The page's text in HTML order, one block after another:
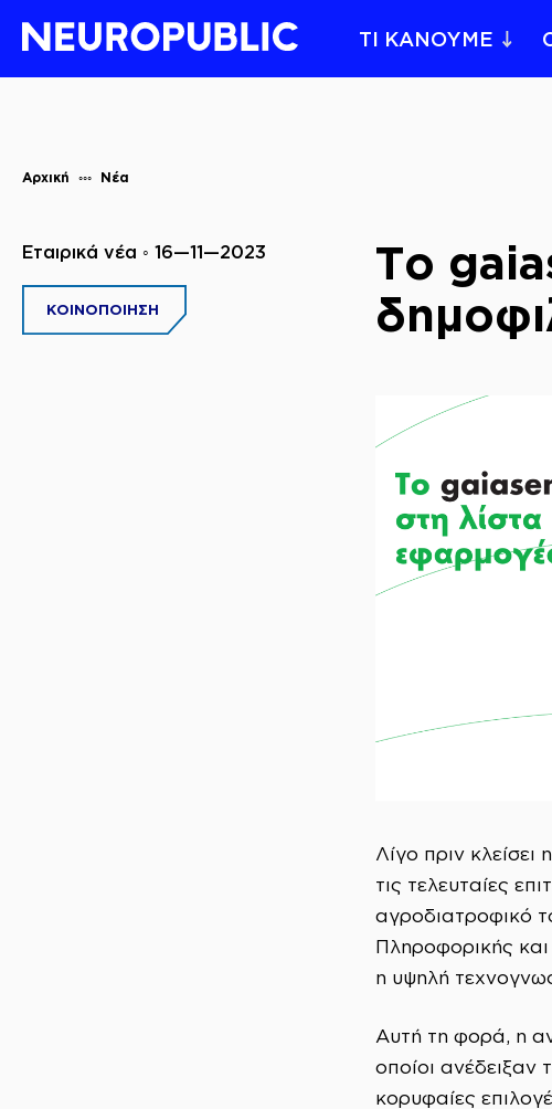
ΤΙ ΚΑΝΟΥΜΕ
Αρχική Νέα
Εταιρικά νέα ◦ 16—11—2023
ΚΟΙΝΟΠΟΙΗΣΗ
Το
Λίγο πριν κλείσει
τις τελευταίες
αγροδιατροφικό
Πληροφορικής και
η υψηλή
Αυτή τη φορά, η
οποίοι
κορυφαίες